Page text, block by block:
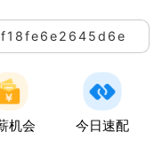
机会 今日速配